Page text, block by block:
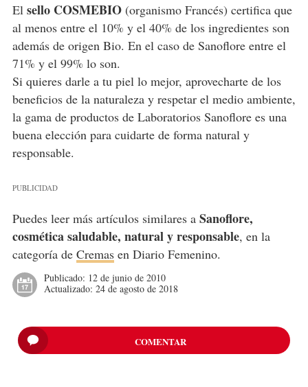
El sello COSMEBIO(organismo Francés) certifica que
al menos entre el 10% y el 40% de los ingredientes son
además de origen Bio. En el caso de Sanoflore entre el
71% y el 99% lo son.
Si quieres darle a tu piel lo mejor, aprovecharte de los
beneficios de la naturaleza y respetar el medio ambiente,
la gama de productos de Laboratorios Sanoflore es una
buena elección para cuidarte de forma natural y
responsable.
PUBLICIDAD
Puedes leer más artículos similares a Sanoflore,
cosmética saludable, natural y responsable, en la
categoría de Cremasen Diario Femenino.
Publicado: 12 de junio de 2010
Actualizado: 24 de agosto de 2018
COMENTAR